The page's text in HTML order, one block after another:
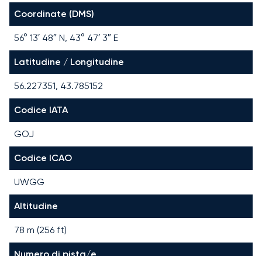
Coordinate (DMS)
56° 13′ 48″ N, 43° 47′ 3″ E
Latitudine / Longitudine
56.227351, 43.785152
Codice IATA
GOJ
Codice ICAO
UWGG
Altitudine
78 m (256 ft)
Numero di pista/e